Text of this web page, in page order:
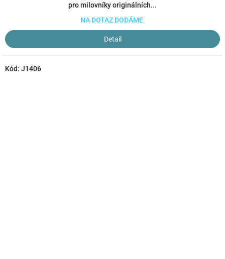
5
hvězdiček.
pro milovníky originálních...
NA DOTAZ DODÁME
Detail
Kód: J1406